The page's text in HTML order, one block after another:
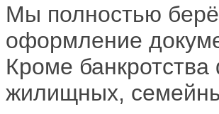
Мы полностью
оформление
Кроме
жилищных,